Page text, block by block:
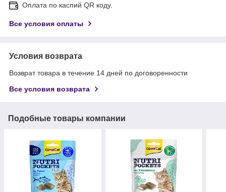
Оплата по каспий QR коду.
Все условия оплаты
Условия возврата
Возврат товара в течение 14 дней по договоренности
Все условия возврата
Подобные товары компании